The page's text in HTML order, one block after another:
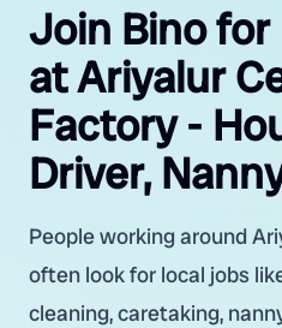
Join Bino
at Ariyalur
Factory -
Driver,
People working around
often look for local jobs
cleaning, caretaking,